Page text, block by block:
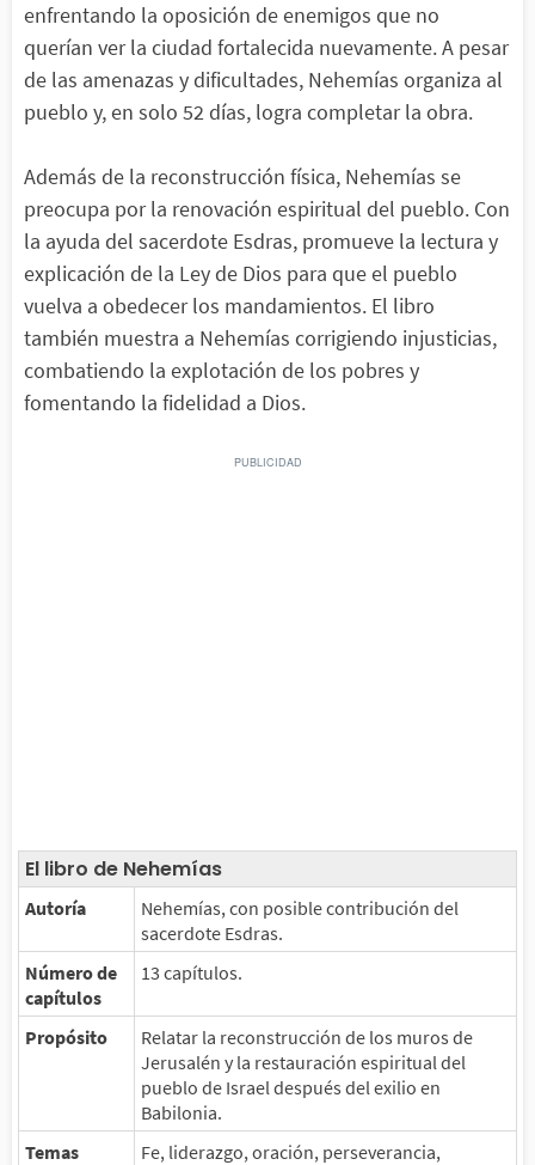
enfrentando la oposición de enemigos que no
querían ver la ciudad fortalecida nuevamente. A pesar
de las amenazas y dificultades, Nehemías organiza al
pueblo y, en solo 52 días, logra completar la obra.
Además de la reconstrucción física, Nehemías se
preocupa por la renovación espiritual del pueblo. Con
la ayuda del sacerdote Esdras, promueve la lectura y
explicación de la Ley de Dios para que el pueblo
vuelva a obedecer los mandamientos. El libro
también muestra a Nehemías corrigiendo injusticias,
combatiendo la explotación de los pobres y
fomentando la fidelidad a Dios.
El libro de Nehemías
Autoría
Nehemías, con posible contribución del
sacerdote Esdras.
Número de
capítulos
13 capítulos.
Propósito
Relatar la reconstrucción de los muros de
Jerusalén y la restauración espiritual del
pueblo de Israel después del exilio en
Babilonia.
Temas
Fe, liderazgo, oración, perseverancia,